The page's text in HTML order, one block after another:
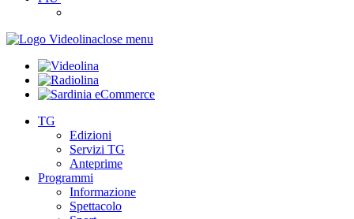
close menu
TG
Edizioni
Servizi TG
Anteprime
Programmi
Informazione
Spettacolo